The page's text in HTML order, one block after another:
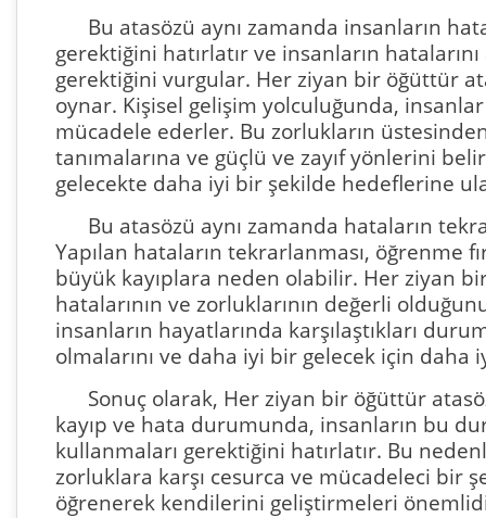
Bu atasözü aynı zamanda insanların
gerektiğini hatırlatır ve insanların
gerektiğini vurgular. Her ziyan bir öğüttür
oynar. Kişisel gelişim yolculuğunda,
mücadele ederler. Bu zorlukların
tanımalarına ve güçlü ve zayıf yönlerini
gelecekte daha iyi bir şekilde hedeflerine
Bu atasözü aynı zamanda hataların
Yapılan hataların tekrarlanması, öğrenme
büyük kayıplara neden olabilir. Her ziyan
hatalarının ve zorluklarının değerli
insanların hayatlarında karşılaştıkları
olmalarını ve daha iyi bir gelecek için daha
Sonuç olarak, Her ziyan bir öğüttür
kayıp ve hata durumunda, insanların bu
kullanmaları gerektiğini hatırlatır. Bu
zorluklara karşı cesurca ve mücadeleci bir
öğrenerek kendilerini geliştirmeleri